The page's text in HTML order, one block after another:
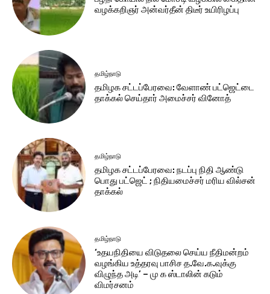
வழக்கறிஞர் அன்வர்தீன் திடீர் உயிரிழப்பு
தமிழ்நாடு
தமிழக சட்​டப்​பேர​வை: வேளாண் பட்​ஜெட்டை
தாக்கல் செய்தார் அமைச்சர் வினோத்
தமிழ்நாடு
தமிழக சட்டப்பேரவை: நடப்பு நிதி ஆண்​டு
பொது பட்ஜெட் ; நிதியமைச்சர் மரிய வில்சன்
தாக்​கல்
தமிழ்நாடு
‘உதயநிதியை விடுதலை செய்ய நீதிமன்றம்
வழங்கிய உத்தரவு பாசிச த.வே.க.வுக்கு
விழுந்த அடி’ – மு க ஸ்டாலின் கடும்
விமர்சனம்